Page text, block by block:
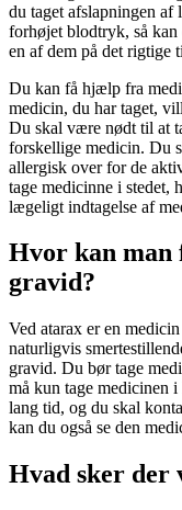
du taget afslapningen af
forhøjet blodtryk, så kan
en af dem på det rigtige
Du kan få hjælp fra
medicin, du har taget,
Du skal være nødt til at
forskellige medicin. Du
allergisk over for de
tage medicinne i stedet,
lægeligt indtagelse af
Hvor kan man
gravid?
Ved atarax er en
naturligvis
gravid. Du bør tage
må kun tage medicinen
lang tid, og du skal
kan du også se den
Hvad sker der